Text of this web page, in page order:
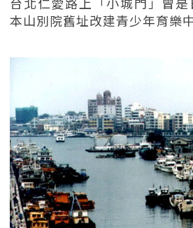
本山別院舊址改建青少年育樂